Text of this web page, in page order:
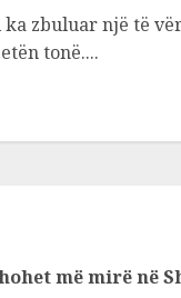
zbuluar një të
tonë....
më mirë në